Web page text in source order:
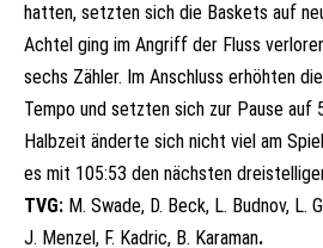
hatten, setzten sich die Baskets auf
Achtel ging im Angriff der Fluss
sechs Zähler. Im Anschluss erhöhten
Tempo und setzten sich zur Pause auf
Halbzeit änderte sich nicht viel am
es mit 105:53 den nächsten
TVG: M. Swade, D. Beck, L. Budnov, L.
J. Menzel, F. Kadric, B. Karaman.